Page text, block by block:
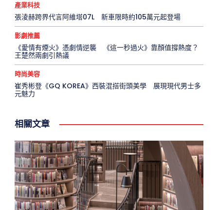
產業科技
張淩赫跨界代言阿維塔07L 新車限時約105萬元起登場
影劇推薦
《愛情有煙火》憑劇情逆襲 《這一秒過火》靠顏值撐熱度？
王楚然兩劇引熱議
時尚美容
崔秀彬登《GQ KOREA》西裝混搭街頭美學 展現現代男士多
元魅力
相關文章